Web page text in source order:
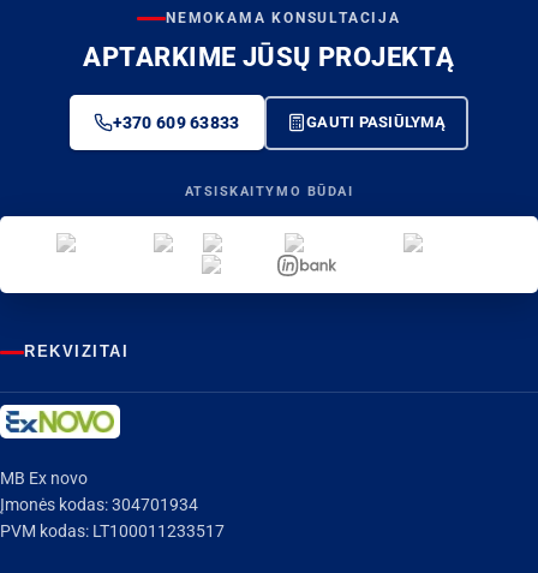
NEMOKAMA KONSULTACIJA
APTARKIME JŪSŲ PROJEKTĄ
+370 609 63833 GAUTI PASIŪLYMĄ
ATSISKAITYMO BŪDAI
REKVIZITAI
MB Ex novo
Įmonės kodas: 304701934
PVM kodas: LT100011233517